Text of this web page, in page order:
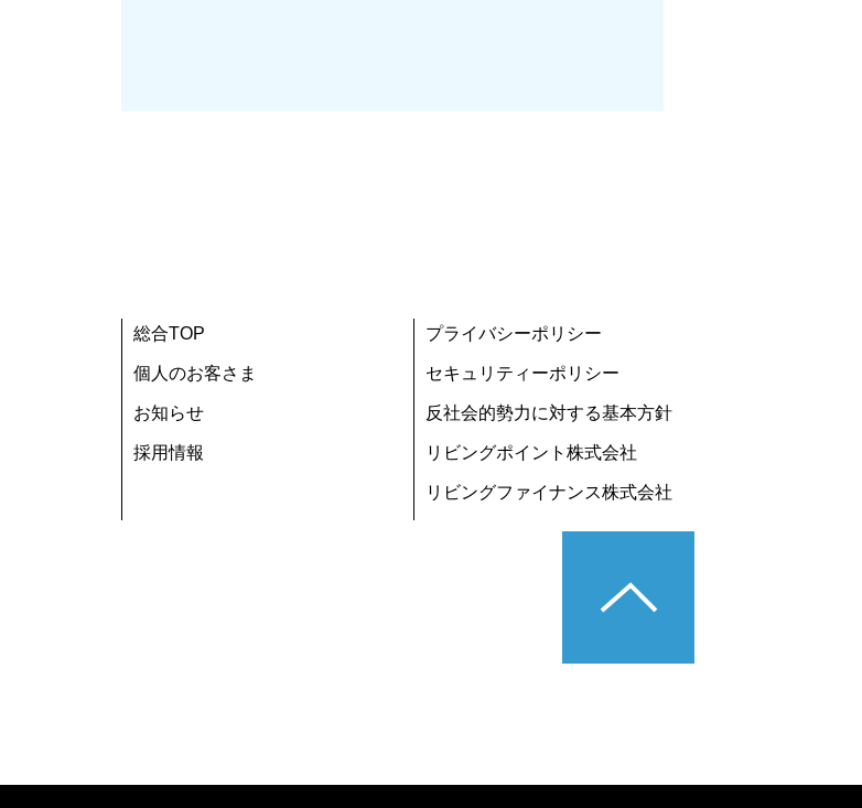
総合TOP
個人のお客さま
お知らせ
採用情報
プライバシーポリシー
セキュリティーポリシー
反社会的勢力に対する基本方針
リビングポイント株式会社
リビングファイナンス株式会社